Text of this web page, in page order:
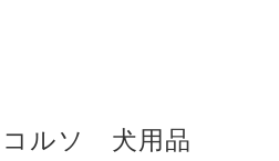
コルソ 犬用品